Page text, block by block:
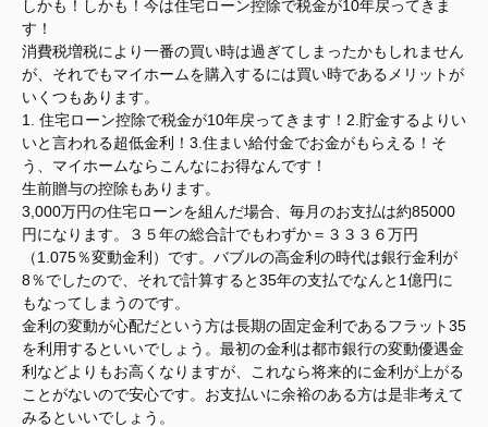
しかも！しかも！今は住宅ローン控除で税金が10年戻ってきま
す！
消費税増税により一番の買い時は過ぎてしまったかもしれません
が、それでもマイホームを購入するには買い時であるメリットが
いくつもあります。
1. 住宅ローン控除で税金が10年戻ってきます！2.貯金するよりい
いと言われる超低金利！3.住まい給付金でお金がもらえる！そ
う、マイホームならこんなにお得なんです！
生前贈与の控除もあります。
3,000万円の住宅ローンを組んだ場合、毎月のお支払は約85000
円になります。３５年の総合計でもわずか＝３３３６万円
（1.075％変動金利）です。バブルの高金利の時代は銀行金利が
8％でしたので、それで計算すると35年の支払でなんと1億円に
もなってしまうのです。
金利の変動が心配だという方は長期の固定金利であるフラット35
を利用するといいでしょう。最初の金利は都市銀行の変動優遇金
利などよりもお高くなりますが、これなら将来的に金利が上がる
ことがないので安心です。お支払いに余裕のある方は是非考えて
みるといいでしょう。